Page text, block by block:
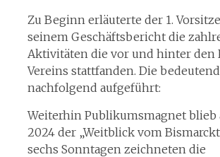
Zu Beginn erläuterte der 1.
seinem Geschäftsbericht die
Aktivitäten die vor und hinter den
Vereins stattfanden. Die
nachfolgend aufgeführt:
Weiterhin Publikumsmagnet blieb
2024 der „Weitblick vom
sechs Sonntagen zeichneten die